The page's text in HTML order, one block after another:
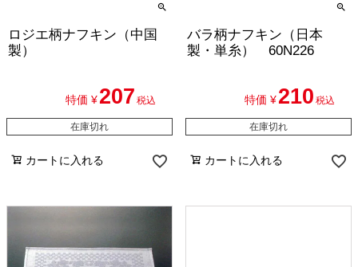
ロジエ柄ナフキン（中国
製）
特価 ¥ 207 税込
在庫切れ
カートに入れる
バラ柄ナフキン（日本
製・単糸） 60N226
特価 ¥ 210 税込
在庫切れ
カートに入れる